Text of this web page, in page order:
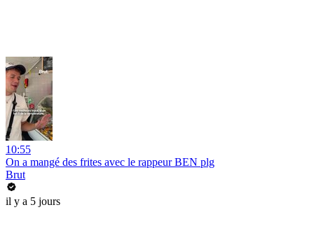
10:55
On a mangé des frites avec le rappeur BEN plg
Brut
il y a 5 jours